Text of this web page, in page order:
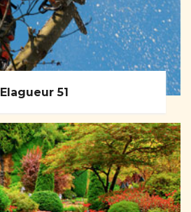
Elagueur 51